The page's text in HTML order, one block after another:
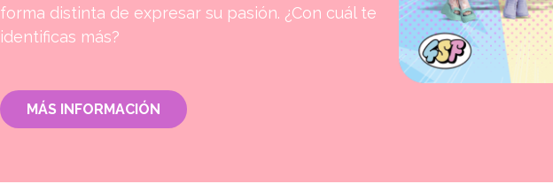
forma distinta de expresar su pasión. ¿Con cuál te
identificas más?
MÁS INFORMACIÓN